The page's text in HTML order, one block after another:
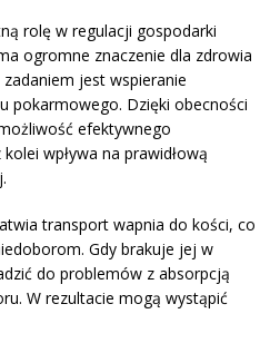
rolę w regulacji gospodarki
ogromne znaczenie dla zdrowia
zadaniem jest wspieranie
pokarmowego. Dzięki obecności
efektywnego
wpływa na prawidłową
transport wapnia do kości, co
Gdy brakuje jej w
do problemów z absorpcją
W rezultacie mogą wystąpić